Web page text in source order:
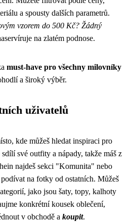
a spousty dalších parametrů.
vzorem do 500 Kč? Žádný
na zlatém podnose.
must-have pro všechny milovníky
a široký výběr.
uživatelů
kde můžeš hledat inspiraci pro
své outfity a nápady, takže máš z
najdeš sekci "Komunita" nebo
na fotky od ostatních. Můžeš
jako jsou šaty, topy, kalhoty
konkrétní kousek oblečení,
v obchodě a koupit.